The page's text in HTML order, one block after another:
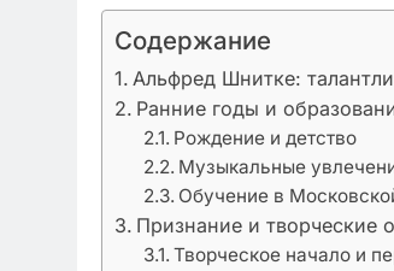
Содержание
Альфред Шнитке:
Ранние годы и
Рождение и детство
Музыкальные
Обучение в
Признание и творческие
Творческое начало и